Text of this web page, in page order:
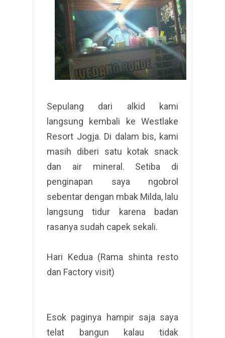
Sepulang dari alkid kami
langsung kembali ke Westlake
Resort Jogja. Di dalam bis, kami
masih diberi satu kotak snack
dan air mineral. Setiba di
penginapan saya ngobrol
sebentar dengan mbak Milda, lalu
langsung tidur karena badan
rasanya sudah capek sekali.
Hari Kedua (Rama shinta resto
dan Factory visit)
Esok paginya hampir saja saya
telat bangun kalau tidak